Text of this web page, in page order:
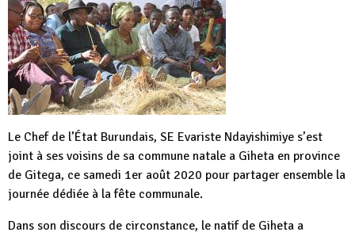
Le Chef de l’État Burundais, SE Evariste Ndayishimiye s’est
joint à ses voisins de sa commune natale a Giheta en province
de Gitega, ce samedi 1er août 2020 pour partager ensemble la
journée dédiée à la fête communale.
Dans son discours de circonstance, le natif de Giheta a